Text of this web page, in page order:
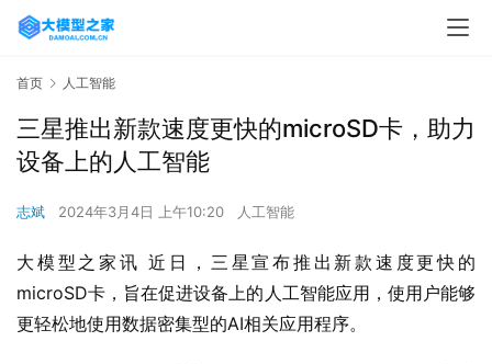
首页 人工智能
三星推出新款速度更快的microSD卡，助力
设备上的人工智能
志斌 2024年3月4日 上午10:20 人工智能
大模型之家讯 近日，三星宣布推出新款速度更快的
microSD卡，旨在促进设备上的人工智能应用，使用户能够
更轻松地使用数据密集型的AI相关应用程序。